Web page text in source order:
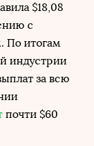
$18,08
с
По итогам
индустрии
за всю
почти $60